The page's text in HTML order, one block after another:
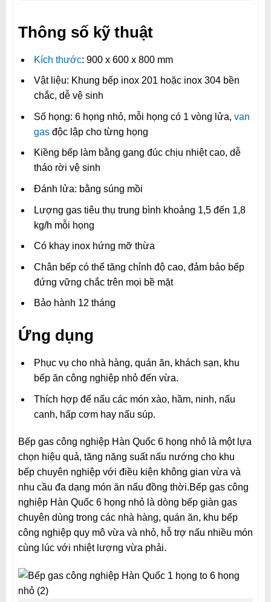
Thông số kỹ thuật
Kích thước: 900 x 600 x 800 mm
Vật liệu: Khung bếp inox 201 hoặc inox 304 bền
chắc, dễ vệ sinh
Số họng: 6 họng nhỏ, mỗi họng có 1 vòng lửa, van
gasđộc lập cho từng họng
Kiềng bếp làm bằng gang đúc chịu nhiệt cao, dễ
tháo rời vệ sinh
Đánh lửa: bằng súng mồi
Lượng gas tiêu thụ trung bình khoảng 1,5 đến 1,8
kg/h mỗi họng
Có khay inox hứng mỡ thừa
Chân bếp có thể tăng chỉnh độ cao, đảm bảo bếp
đứng vững chắc trên mọi bề mặt
Bảo hành 12 tháng
Ứng dụng
Phục vụ cho nhà hàng, quán ăn, khách sạn, khu
bếp ăn công nghiệp nhỏ đến vừa.
Thích hợp để nấu các món xào, hầm, ninh, nấu
canh, hấp cơm hay nấu súp.
Bếp gas công nghiệp Hàn Quốc 6 họng nhỏ là một lựa
chọn hiệu quả, tăng năng suất nấu nướng cho khu
bếp chuyên nghiệp với điều kiện không gian vừa và
nhu cầu đa dạng món ăn nấu đồng thời.Bếp gas công
nghiệp Hàn Quốc 6 họng nhỏ là dòng bếp giàn gas
chuyên dùng trong các nhà hàng, quán ăn, khu bếp
công nghiệp quy mô vừa và nhỏ, hỗ trợ nấu nhiều món
cùng lúc với nhiệt lượng vừa phải.